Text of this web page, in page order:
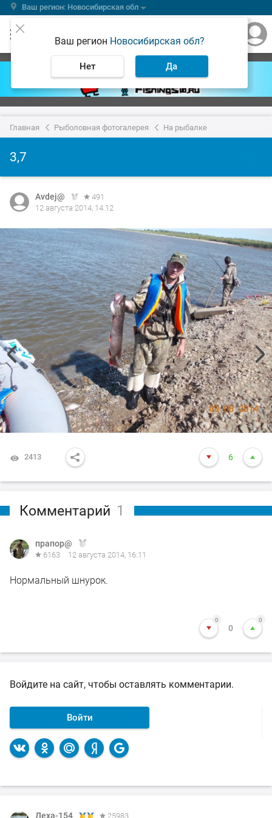
Ваш регион: Новосибирская обл
Ваш регион Новосибирская обл?
Нет Да
Главная Рыболовная фотогалерея На рыбалке
3,7
Avdej@
491
12 августа 2014, 14:12
2413 6
Комментарий 1
прапор@
6163 12 августа 2014, 16:11
Нормальный шнурок.
0
0
0
Войдите на сайт, чтобы оставлять комментарии.
Войти
Леха-154
25983
Леха-154
25983
Леха-154
25983